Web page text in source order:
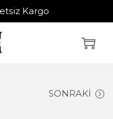
Kargo
SONRAKI